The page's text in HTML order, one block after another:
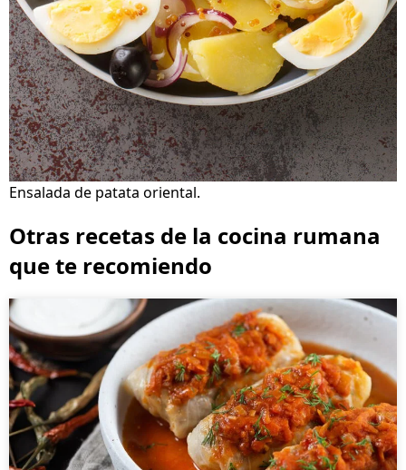
Ensalada de patata oriental.
Otras recetas de la cocina rumana
que te recomiendo